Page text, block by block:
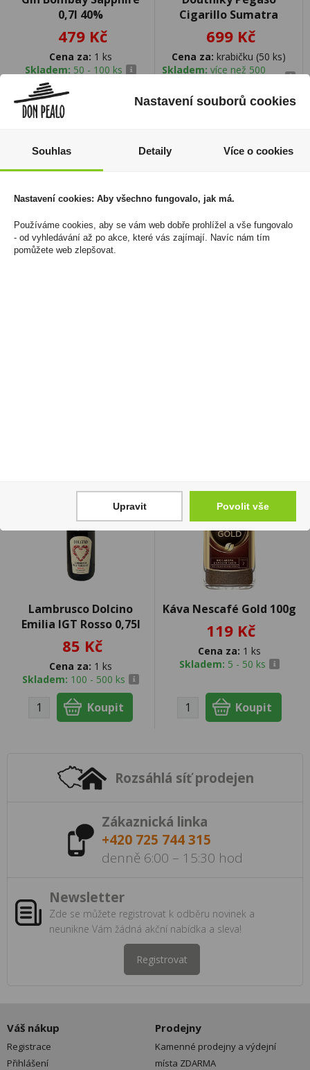
0,7l 40%
479 Kč
Cena za: 1 ks
Skladem: 50 - 100 ks
Cigarillo Sumatra
699 Kč
Cena za: krabičku (50 ks)
Skladem: více než 500
Lambrusco Dolcino
Emilia IGT Rosso 0,75l
85 Kč
Cena za: 1 ks
Skladem: 100 - 500 ks
Káva Nescafé Gold 100g
119 Kč
Cena za: 1 ks
Skladem: 5 - 50 ks
Rozsáhlá síť prodejen
Zákaznická linka
+420 725 744 315
denně 6:00 – 15:30 hod
Newsletter
Zde se můžete registrovat k odběru novinek a
neunikne Vám žádná akční nabídka a sleva!
Registrovat
Váš nákup
Registrace
Přihlášení
Prodejny
Kamenné prodejny a výdejní
místa ZDARMA
Nastavení souborů cookies
Souhlas Detaily Více o cookies
Nastavení cookies: Aby všechno fungovalo, jak má.
Používáme cookies, aby se vám web dobře prohlížel a vše fungovalo
- od vyhledávání až po akce, které vás zajímají. Navíc nám tím
pomůžete web zlepšovat.
Upravit Povolit vše